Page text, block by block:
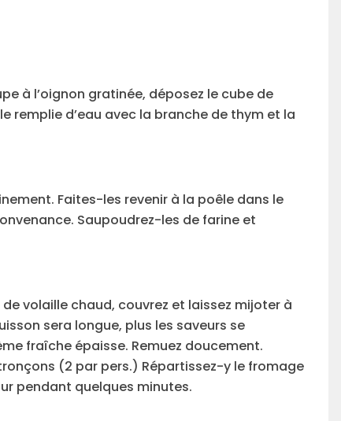
à l’oignon gratinée, déposez le cube de
remplie d’eau avec la branche de thym et la
Faites-les revenir à la poêle dans le
Saupoudrez-les de farine et
volaille chaud, couvrez et laissez mijoter à
sera longue, plus les saveurs se
fraîche épaisse. Remuez doucement.
(2 par pers.) Répartissez-y le fromage
pendant quelques minutes.